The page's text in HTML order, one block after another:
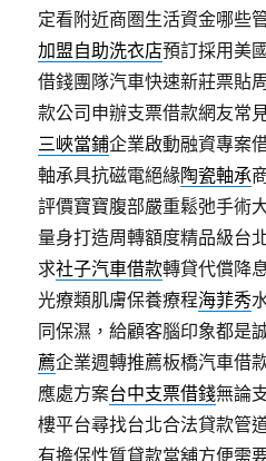
定看附近商圏生活資金哪些
加盟自助洗衣店預訂採用美
借錢團隊汽車快速新莊票貼
款公司申辦支票借款網友常
三峽當鋪企業啟動融資專案
軸承具抗磁電絕緣陶瓷軸承
評價寶寶腹部嚴重鬆弛手術
量身打造周轉額度精品級台
求社子汽車借款轉貸代償降
光療類肌膚保養療程海菲秀
同保濕，給顧客腦印象都是
薦企業週轉推薦板橋汽車借
應處方案台中支票借錢無論
樓平台尋找台北合法貸款管
有擔保性質貸款當舖方便需